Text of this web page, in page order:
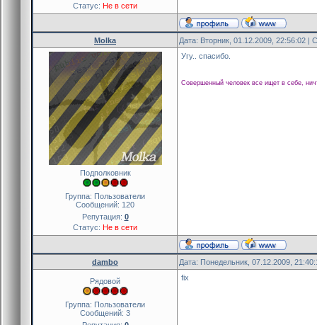
Статус: Не в сети
Molka Дата: Вторник, 01.12.2009, 22:56:02 |
Подполковник
Группа: Пользователи
Сообщений: 120
Репутация: 0
Статус: Не в сети
Угу.. спасибо.
Совершенный человек все ищет в себе,
dambo Дата: Понедельник, 07.12.2009,
Рядовой
Группа: Пользователи
Сообщений: 3
fix